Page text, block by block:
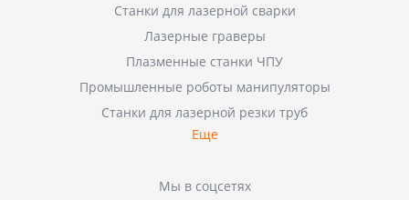
Станки для лазерной сварки
Лазерные граверы
Плазменные станки ЧПУ
Промышленные роботы манипуляторы
Станки для лазерной резки труб
Еще
Мы в соцсетях